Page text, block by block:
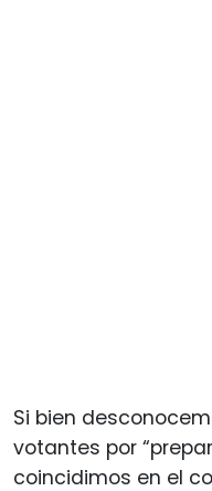
Si bien
votantes por
coincidimos en el